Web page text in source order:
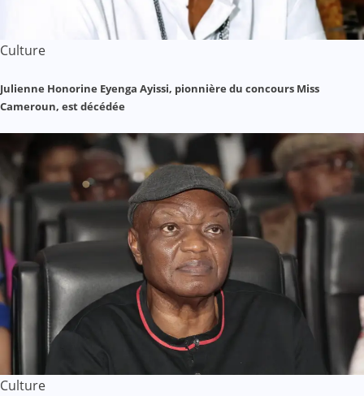
Culture
Julienne Honorine Eyenga Ayissi, pionnière du concours Miss
Cameroun, est décédée
Culture